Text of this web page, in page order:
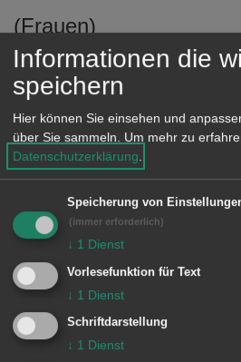
(Frauen)
Die Sturmflutnacht
trennt zwei junge
den anderen für tot. 20
treffen sie sich zufällig
sich die Uhr
beide inzwischen neue
gegründet haben?
Flut eine große Liebe
zerstören?
Informationen die
speichern
Hier können Sie einsehen und
über Sie sammeln.
Um mehr zu
Datenschutzerklärung
Speicherung von
(immer erforderlich)
↓ 1 Dienst
Vorlesefunktion für Text
↓ 1 Dienst
Schriftdarstellung
↓ 1 Dienst